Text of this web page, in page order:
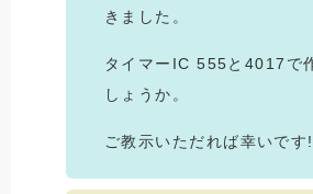
きました。
タイマーIC 555と4017で
しょうか。
ご教示いただれば幸いです!